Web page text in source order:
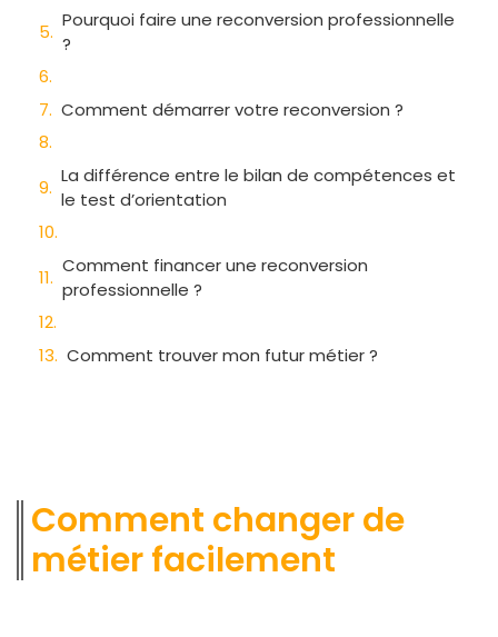
Pourquoi faire une reconversion professionnelle
?
Comment démarrer votre reconversion ?
La différence entre le bilan de compétences et
le test d’orientation
Comment financer une reconversion
professionnelle ?
Comment trouver mon futur métier ?
Comment changer de
métier facilement